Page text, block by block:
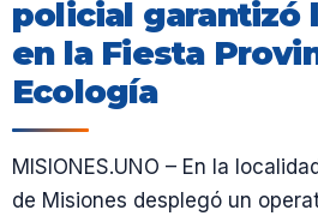
policial garantizó
en la Fiesta
Ecología
MISIONES.UNO – En la
de Misiones desplegó un